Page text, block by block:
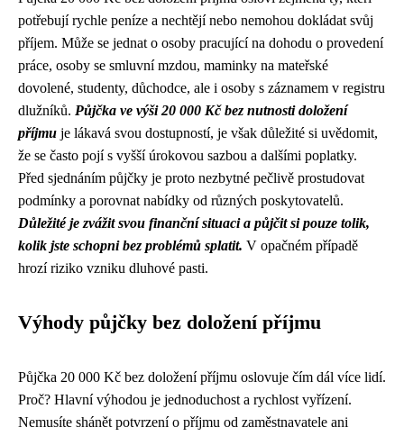
potřebují rychle peníze a nechtějí nebo nemohou dokládat svůj
příjem. Může se jednat o osoby pracující na dohodu o provedení
práce, osoby se smluvní mzdou, maminky na mateřské
dovolené, studenty, důchodce, ale i osoby s záznamem v registru
dlužníků. Půjčka ve výši 20 000 Kč bez nutnosti doložení
příjmu je lákavá svou dostupností, je však důležité si uvědomit,
že se často pojí s vyšší úrokovou sazbou a dalšími poplatky.
Před sjednáním půjčky je proto nezbytné pečlivě prostudovat
podmínky a porovnat nabídky od různých poskytovatelů.
Důležité je zvážit svou finanční situaci a půjčit si pouze tolik,
kolik jste schopni bez problémů splatit. V opačném případě
hrozí riziko vzniku dluhové pasti.
Výhody půjčky bez doložení příjmu
Půjčka 20 000 Kč bez doložení příjmu oslovuje čím dál více lidí.
Proč? Hlavní výhodou je jednoduchost a rychlost vyřízení.
Nemusíte shánět potvrzení o příjmu od zaměstnavatele ani